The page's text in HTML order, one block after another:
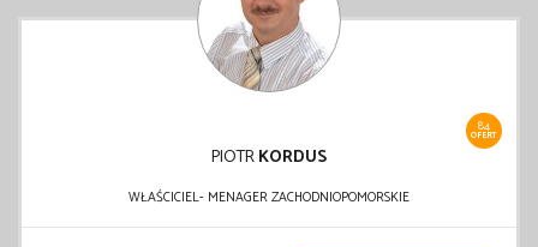
84
OFERT
PIOTRKORDUS
WŁAŚCICIEL- MENAGER ZACHODNIOPOMORSKIE